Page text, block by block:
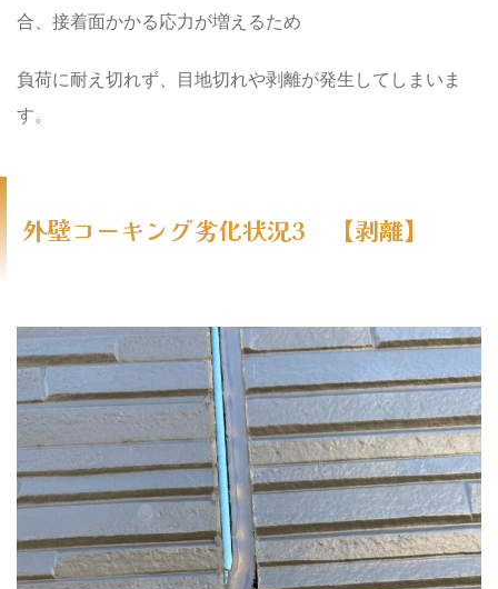
合、接着面かかる応力が増えるため
負荷に耐え切れず、目地切れや剥離が発生してしまいま
す。
外壁コーキング劣化状況3 【剥離】